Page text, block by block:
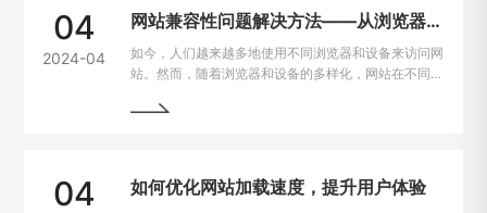
04
2024-04
网站兼容性问题解决方法——从浏览器到设备的完美适配
如今，人们越来越多地使用不同浏览器和设备来访问网
站。然而，随着浏览器和设备的多样化，网站在不同平
在电脑、手机、平板上都能有良好的使用体验，我们需
04 如何优化网站加载速度，提升用户体验